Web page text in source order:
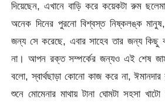
দিয়েছেন, এখানে বাড়ি করে কয়েকটা রুম
অনেক দিনের পুরনো বিশ্বস্ত নিষ্কলঙ্ক
জন্য সে করেছে, এবার সাহেব তার জন্য কিছু
না। আপন রক্ত সম্পর্কের জন্যও এই শেষ
বলো, স্বার্থছাড়া কোনো কাজ করে না, ঈমানদার
শুনে মোমেনার মাথায় টানা ঘোমটা সহসা